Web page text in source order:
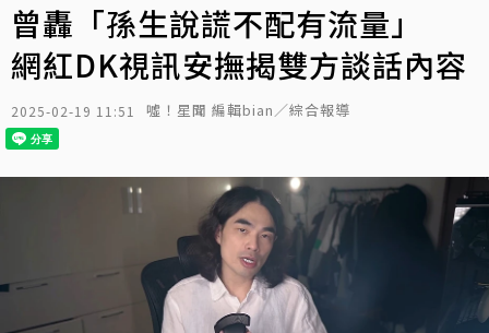
曾轟「孫生說謊不配有流量」
網紅DK視訊安撫揭雙方談話內容
2025-02-19 11:51 噓！星聞 編輯bian／綜合報導